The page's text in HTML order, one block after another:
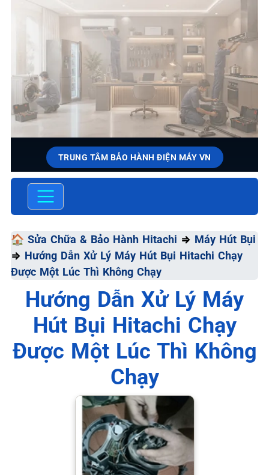
TRUNG TÂM BẢO HÀNH ĐIỆN MÁY VN
SỬA CHỮA & BẢO HÀNH
Đa
📞 09.663.898.33
🏠 Sửa Chữa & Bảo Hành Hitachi ⇒ Máy Hút Bụi
⇒ Hướng Dẫn Xử Lý Máy Hút Bụi Hitachi Chạy
Được Một Lúc Thì Không Chạy
Hướng Dẫn Xử Lý Máy
Hút Bụi Hitachi Chạy
Được Một Lúc Thì Không
Chạy